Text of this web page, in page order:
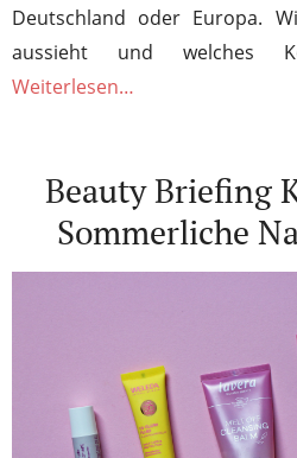
Deutschland oder Europa.
aussieht und welches
Weiterlesen…
Beauty Briefing
Sommerliche